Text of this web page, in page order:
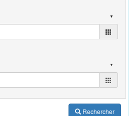
Rechercher